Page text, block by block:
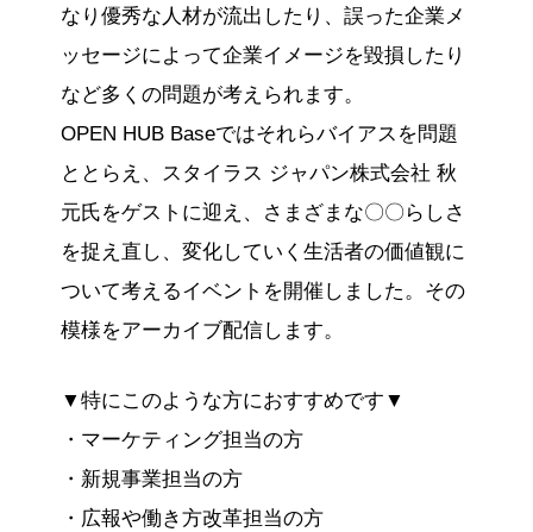
なり優秀な人材が流出したり、誤った企業メ
ッセージによって企業イメージを毀損したり
など多くの問題が考えられます。
OPEN HUB Baseではそれらバイアスを問題
ととらえ、スタイラス ジャパン株式会社 秋
元氏をゲストに迎え、さまざまな〇〇らしさ
を捉え直し、変化していく生活者の価値観に
ついて考えるイベントを開催しました。その
模様をアーカイブ配信します。
▼特にこのような方におすすめです▼
・マーケティング担当の方
・新規事業担当の方
・広報や働き方改革担当の方